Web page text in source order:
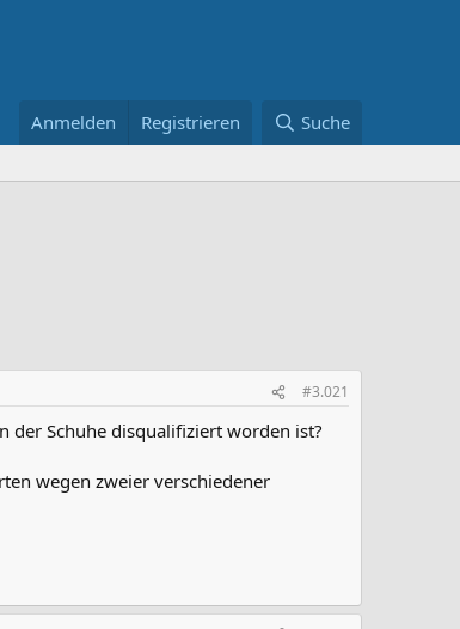
Anmelden Registrieren Suche
#3.021
der Schuhe disqualifiziert worden ist?
wegen zweier verschiedener